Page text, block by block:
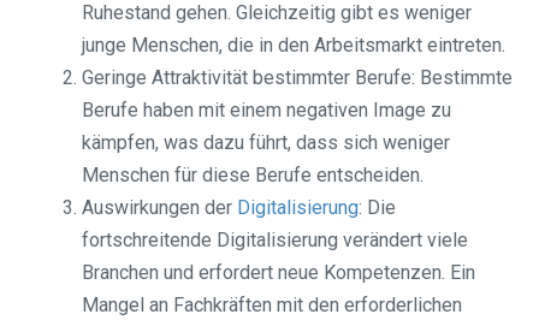
Ruhestand gehen. Gleichzeitig gibt es weniger
junge Menschen, die in den Arbeitsmarkt eintreten.
Geringe Attraktivität bestimmter Berufe: Bestimmte
Berufe haben mit einem negativen Image zu
kämpfen, was dazu führt, dass sich weniger
Menschen für diese Berufe entscheiden.
Auswirkungen der Digitalisierung: Die
fortschreitende Digitalisierung verändert viele
Branchen und erfordert neue Kompetenzen. Ein
Mangel an Fachkräften mit den erforderlichen